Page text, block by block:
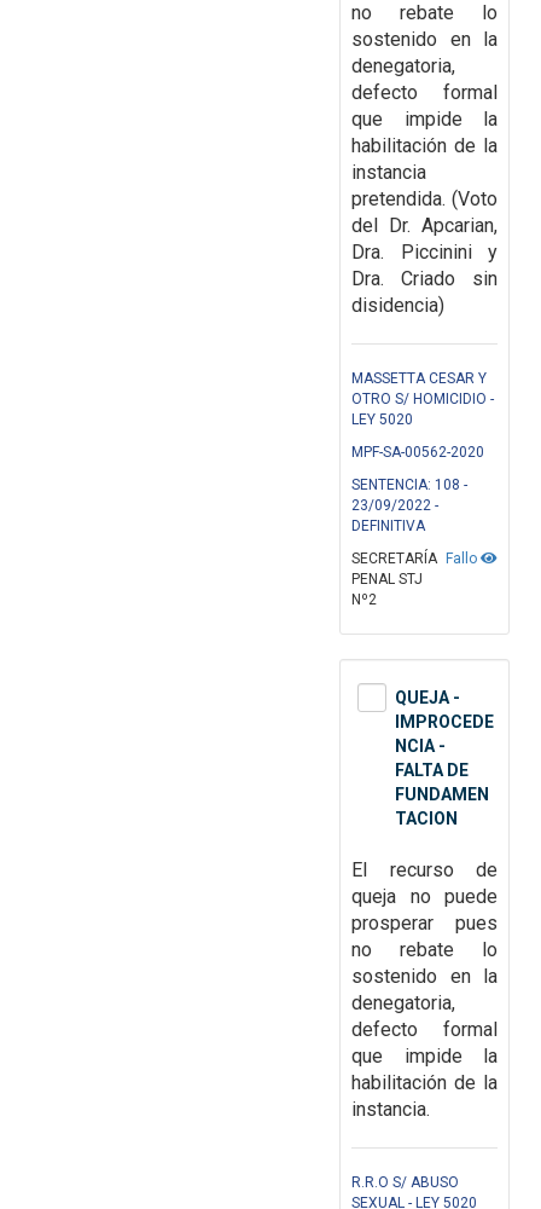
no rebate lo
sostenido en la
denegatoria,
defecto formal
que impide la
habilitación de la
instancia
pretendida. (Voto
del Dr. Apcarian,
Dra. Piccinini y
Dra. Criado sin
disidencia)
MASSETTA CESAR Y
OTRO S/ HOMICIDIO -
LEY 5020
MPF-SA-00562-2020
SENTENCIA: 108 -
23/09/2022 -
DEFINITIVA
Fallo
SECRETARÍA
PENAL STJ
Nº2
QUEJA -
IMPROCEDE
NCIA -
FALTA DE
FUNDAMEN
TACION
El recurso de
queja no puede
prosperar pues
no rebate lo
sostenido en la
denegatoria,
defecto formal
que impide la
habilitación de la
instancia.
R.R.O S/ ABUSO
SEXUAL - LEY 5020